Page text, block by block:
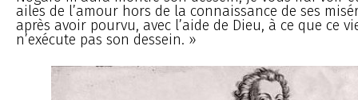
ailes de l’amour hors de la connaissance de ses
après avoir pourvu, avec l’aide de Dieu, à ce que ce
n’exécute pas son dessein. »